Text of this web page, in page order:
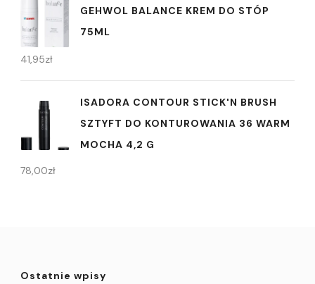
GEHWOL BALANCE KREM DO STÓP
75ML
41,95zł
ISADORA CONTOUR STICK'N BRUSH
SZTYFT DO KONTUROWANIA 36 WARM
MOCHA 4,2 G
78,00zł
Ostatnie wpisy